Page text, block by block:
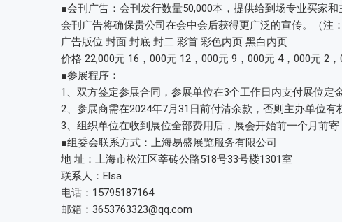
■会刊广告：会刊发行数量50,000本，提供给到场专业买家
会刊广告将确保贵公司在会中会后获得更广泛的宣传。（注
广告版位 封面 封底 封二 彩首 彩色内页 黑白内页
价格 22,000元 16，000元 12，000元 9，000元 4，000元 2
■参展程序：
1、双方签定参展合同，参展单位在3个工作日内支付展位定
2、参展商需在2024年7月31日前付清余款，否则主办单位有
3、组织单位在收到展位全部费用后，展会开始前一个月前寄
■组委会联系方式：上海易盛展览服务有限公司
地 址：上海市松江区莘砖公路518号33号楼1301室
联系人：Elsa
电话：15795187164
邮箱：3653763323@qq.com